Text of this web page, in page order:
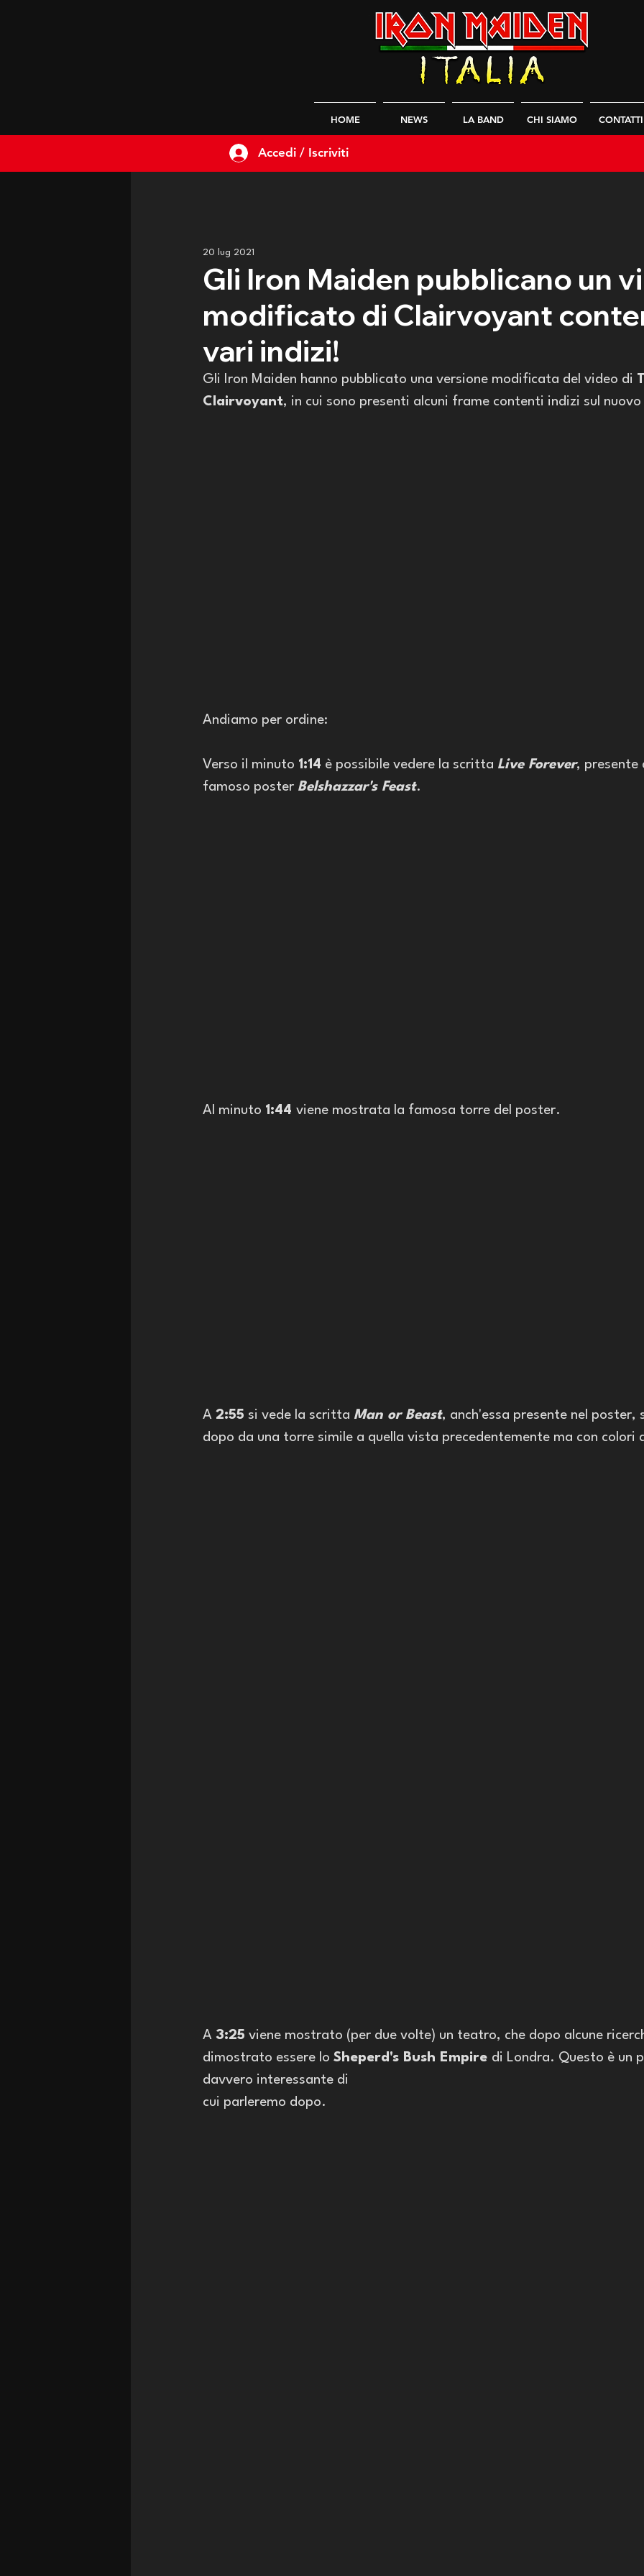
HOME NEWS LA BAND CHI SIAMO CONTATTI
Accedi / Iscriviti
Gli Iron Maiden pubblicano un
modificato di Clairvoyant
vari indizi!
20 lug 2021
Gli Iron Maiden hanno pubblicato una versione modificata del video di
Clairvoyant, in cui sono presenti alcuni frame contenti indizi sul nuovo
Andiamo per ordine:
Verso il minuto 1:14 è possibile vedere la scritta Live Forever, presente
famoso poster Belshazzar's Feast.
Al minuto 1:44 viene mostrata la famosa torre del poster.
A 2:55 si vede la scritta Man or Beast, anch'essa presente nel poster,
dopo da una torre simile a quella vista precedentemente ma con colori
A 3:25 viene mostrato (per due volte) un teatro, che dopo alcune
dimostrato essere lo Sheperd's Bush Empire di Londra. Questo è un
davvero interessante di
cui parleremo dopo.